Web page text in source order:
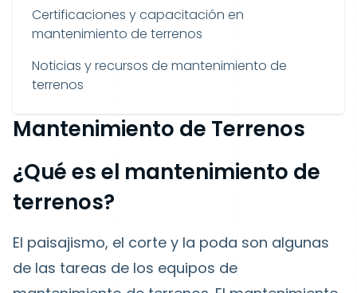
Certificaciones y capacitación en
mantenimiento de terrenos
Noticias y recursos de mantenimiento de
terrenos
Mantenimiento de Terrenos
¿Qué es el mantenimiento de
terrenos?
El paisajismo, el corte y la poda son algunas
de las tareas de los equipos de